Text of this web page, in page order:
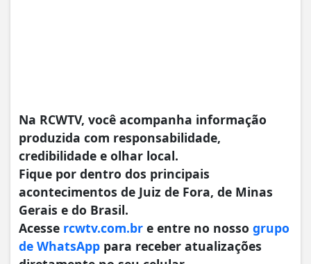
Na RCWTV, você acompanha informação
produzida com responsabilidade,
credibilidade e olhar local.
Fique por dentro dos principais
acontecimentos de Juiz de Fora, de Minas
Gerais e do Brasil.
Acesse rcwtv.com.br e entre no nosso grupo
de WhatsApp para receber atualizações